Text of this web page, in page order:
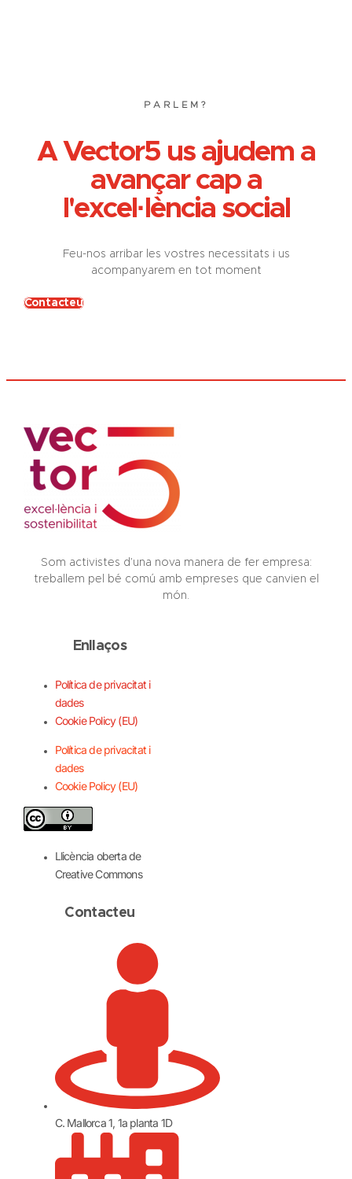
PARLEM?
A Vector5 us ajudem a
avançar cap a
l'excel·lència social
Feu-nos arribar les vostres necessitats i us
acompanyarem en tot moment
Contacteu
Som activistes d’una nova manera de fer empresa:
treballem pel bé comú amb empreses que canvien el
món.
Enllaços
Política de privacitat i
dades
Cookie Policy (EU)
Política de privacitat i
dades
Cookie Policy (EU)
Llicència oberta de
Creative Commons
Contacteu
C. Mallorca 1, 1a planta 1D